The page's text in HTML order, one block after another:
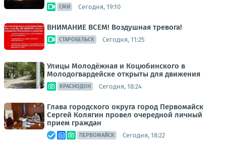
СМИ Сегодня, 19:10
ВНИМАНИЕ ВСЕМ! Воздушная тревога!
СТАРОБЕЛЬСК Сегодня, 11:25
Улицы Молодёжная и Коцюбинского в
Молодогвардейске открыты для движения
КРАСНОДОН Сегодня, 18:24
Глава городского округа город Первомайск
Сергей Колягин провел очередной личный
прием граждан
ПЕРВОМАЙСК Сегодня, 18:22